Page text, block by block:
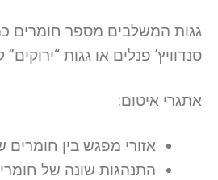
גגות המשלבים מספר חומרים
סנדוויץ’ פנלים או גגות “ירוקים”
אתגרי איטום:
אזורי מפגש בין חומרים
התנהגות שונה של